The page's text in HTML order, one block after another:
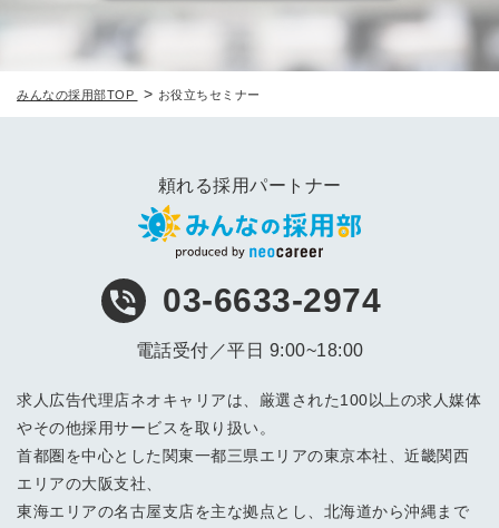
みんなの採用部TOP > お役立ちセミナー
頼れる採用パートナー
03-6633-2974
電話受付／平日 9:00~18:00
求人広告代理店ネオキャリアは、厳選された100以上の求人媒体
やその他採用サービスを取り扱い。
首都圏を中心とした関東一都三県エリアの東京本社、近畿関西
エリアの大阪支社、
東海エリアの名古屋支店を主な拠点とし、北海道から沖縄まで